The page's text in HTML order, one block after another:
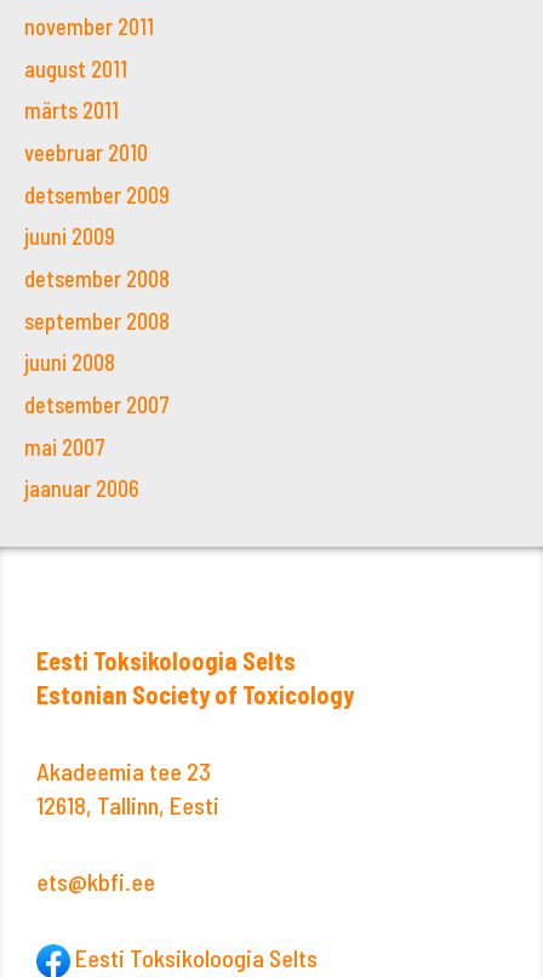
november 2011
august 2011
märts 2011
veebruar 2010
detsember 2009
juuni 2009
detsember 2008
september 2008
juuni 2008
detsember 2007
mai 2007
jaanuar 2006
Eesti Toksikoloogia Selts
Estonian Society of Toxicology
Akadeemia tee 23
12618, Tallinn, Eesti
ets@kbfi.ee
Eesti Toksikoloogia Selts